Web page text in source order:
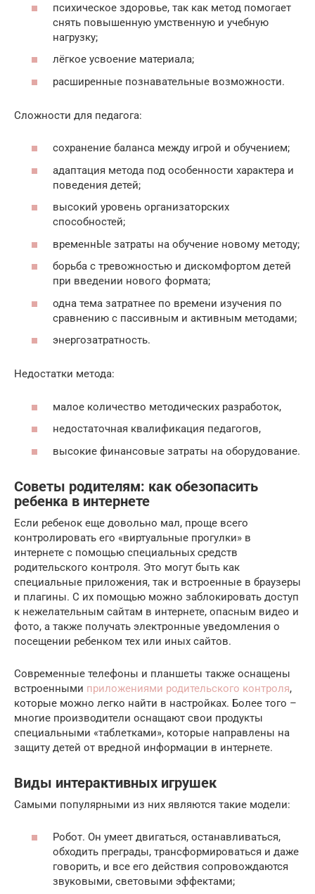
психическое здоровье, так как метод помогает
снять повышенную умственную и учебную
нагрузку;
лёгкое усвоение материала;
расширенные познавательные возможности.
Сложности для педагога:
сохранение баланса между игрой и обучением;
адаптация метода под особенности характера и
поведения детей;
высокий уровень организаторских
способностей;
временнЫе затраты на обучение новому методу;
борьба с тревожностью и дискомфортом детей
при введении нового формата;
одна тема затратнее по времени изучения по
сравнению с пассивным и активным методами;
энергозатратность.
Недостатки метода:
малое количество методических разработок,
недостаточная квалификация педагогов,
высокие финансовые затраты на оборудование.
Советы родителям: как обезопасить
ребенка в интернете
Если ребенок еще довольно мал, проще всего
контролировать его «виртуальные прогулки» в
интернете с помощью специальных средств
родительского контроля. Это могут быть как
специальные приложения, так и встроенные в браузеры
и плагины. С их помощью можно заблокировать доступ
к нежелательным сайтам в интернете, опасным видео и
фото, а также получать электронные уведомления о
посещении ребенком тех или иных сайтов.
Современные телефоны и планшеты также оснащены
встроенными приложениями родительского контроля,
которые можно легко найти в настройках. Более того –
многие производители оснащают свои продукты
специальными «таблетками», которые направлены на
защиту детей от вредной информации в интернете.
Виды интерактивных игрушек
Самыми популярными из них являются такие модели:
Робот. Он умеет двигаться, останавливаться,
обходить преграды, трансформироваться и даже
говорить, и все его действия сопровождаются
звуковыми, световыми эффектами;